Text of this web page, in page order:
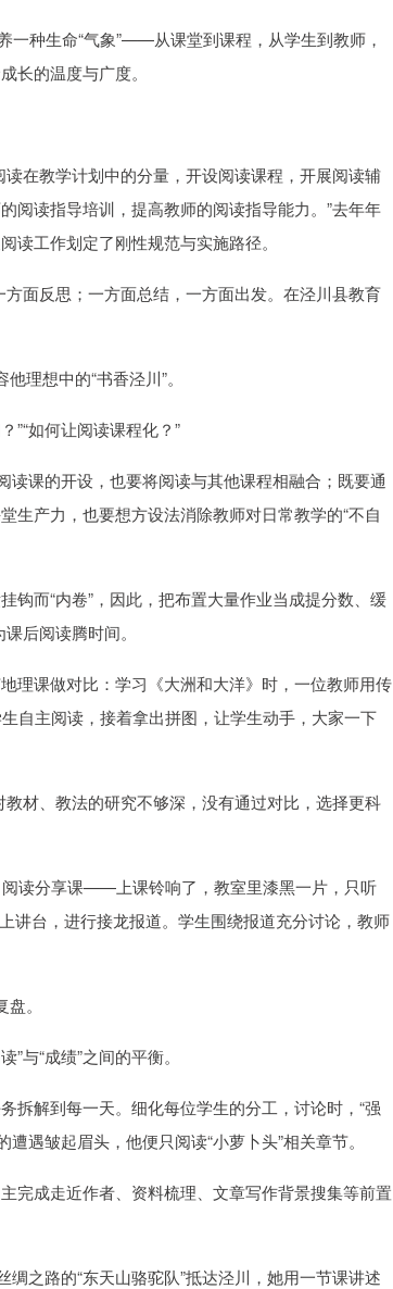
一种生命“气象”——从课堂到课程，从学生到教师，
长的温度与广度。
在教学计划中的分量，开设阅读课程，开展阅读辅
阅读指导培训，提高教师的阅读指导能力。”去年年
读工作划定了刚性规范与实施路径。
面反思；一方面总结，一方面出发。在泾川县教育
理想中的“书香泾川”。
”“如何让阅读课程化？”
课的开设，也要将阅读与其他课程相融合；既要通
生产力，也要想方设法消除教师对日常教学的“不自
钩而“内卷”，因此，把布置大量作业当成提分数、缓
后阅读腾时间。
理课做对比：学习《大洲和大洋》时，一位教师用传
自主阅读，接着拿出拼图，让学生动手，大家一下
材、教法的研究不够深，没有通过对比，选择更科
读分享课——上课铃响了，教室里漆黑一片，只听
讲台，进行接龙报道。学生围绕报道充分讨论，教师
。
与“成绩”之间的平衡。
解到每一天。细化每位学生的分工，讨论时，“强
遇皱起眉头，他便只阅读“小萝卜头”相关章节。
完成走近作者、资料梳理、文章写作背景搜集等前置
之路的“东天山骆驼队”抵达泾川，她用一节课讲述